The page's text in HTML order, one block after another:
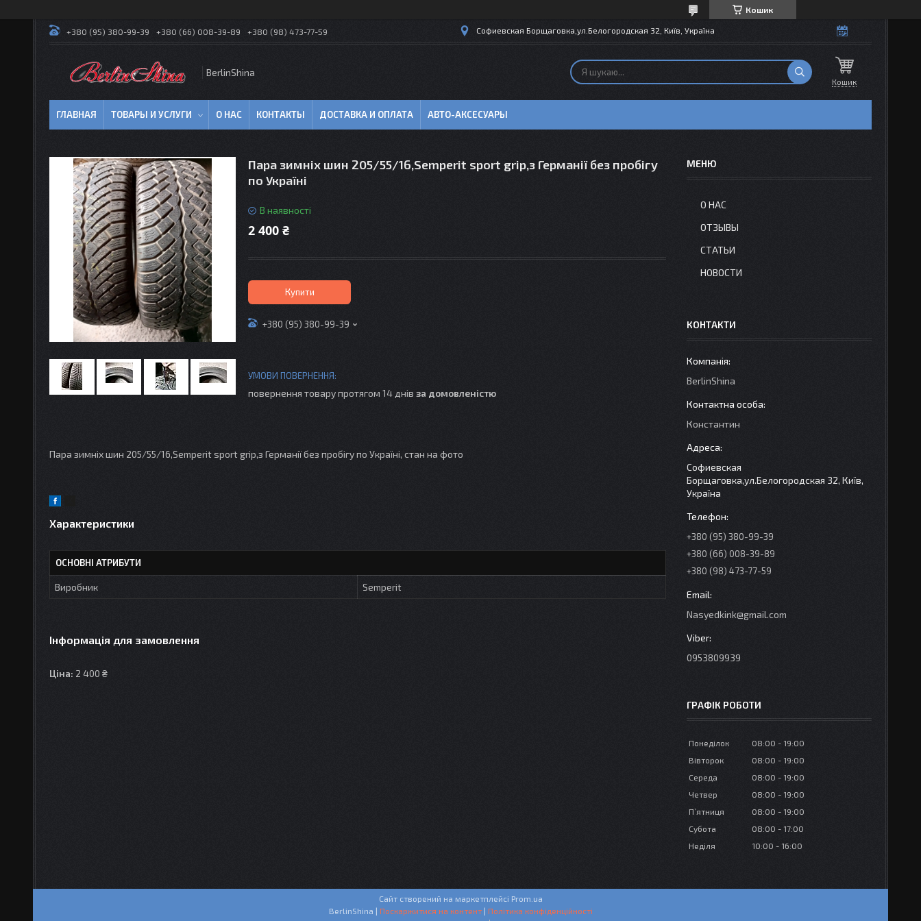
Кошик
+380 (95) 380-99-39 +380 (66) 008-39-89 +380 (98) 473-77-59 Софиевская Борщаговка,ул.Белогородская 32, Київ, Україна
BerlinShina
Кошик
ГЛАВНАЯ ТОВАРЫ И УСЛУГИ О НАС КОНТАКТЫ ДОСТАВКА И ОПЛАТА АВТО-АКСЕСУАРЫ
Пара зимніх шин 205/55/16,Semperit sport grip,з Германії без пробігу
по Україні
В наявності
2 400 ₴
Купити
+380 (95) 380-99-39
повернення товару протягом 14 днів за домовленістю
Пара зимніх шин 205/55/16,Semperit sport grip,з Германії без пробігу по Україні, стан на фото
Характеристики
ОСНОВНІ АТРИБУТИ
Виробник Semperit
Інформація для замовлення
Ціна: 2 400 ₴
О НАС
ОТЗЫВЫ
СТАТЬИ
НОВОСТИ
КОНТАКТИ
BerlinShina
Константин
Софиевская
Борщаговка,ул.Белогородская 32, Київ,
Україна
+380 (95) 380-99-39
+380 (66) 008-39-89
+380 (98) 473-77-59
Nasyedkink@gmail.com
0953809939
ГРАФІК РОБОТИ
Понеділок 08:00
19:00
Вівторок
08:00
19:00
Середа
08:00
19:00
Четвер
08:00
19:00
Пʼятниця
08:00
19:00
Субота
08:00
17:00
Неділя
10:00 16:00
Сайт створений на маркетплейсі Prom.ua
BerlinShina | Поскаржитися на контент | Політика конфіденційності